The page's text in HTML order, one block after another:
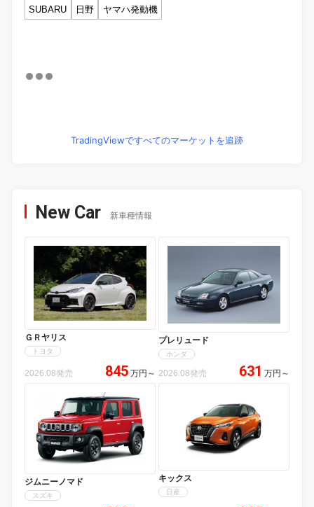
SUBARU
日野 ヤマハ発動機
TradingViewですべてのマーケットを追跡
New Car 新車種情報
ＧＲヤリス
トヨタ
2026.08発売 845 万円 ～
プレリュード
ホンダ
2026.08発売 631 万円 ～
ジムニーノマド
スズキ
キックス
日産